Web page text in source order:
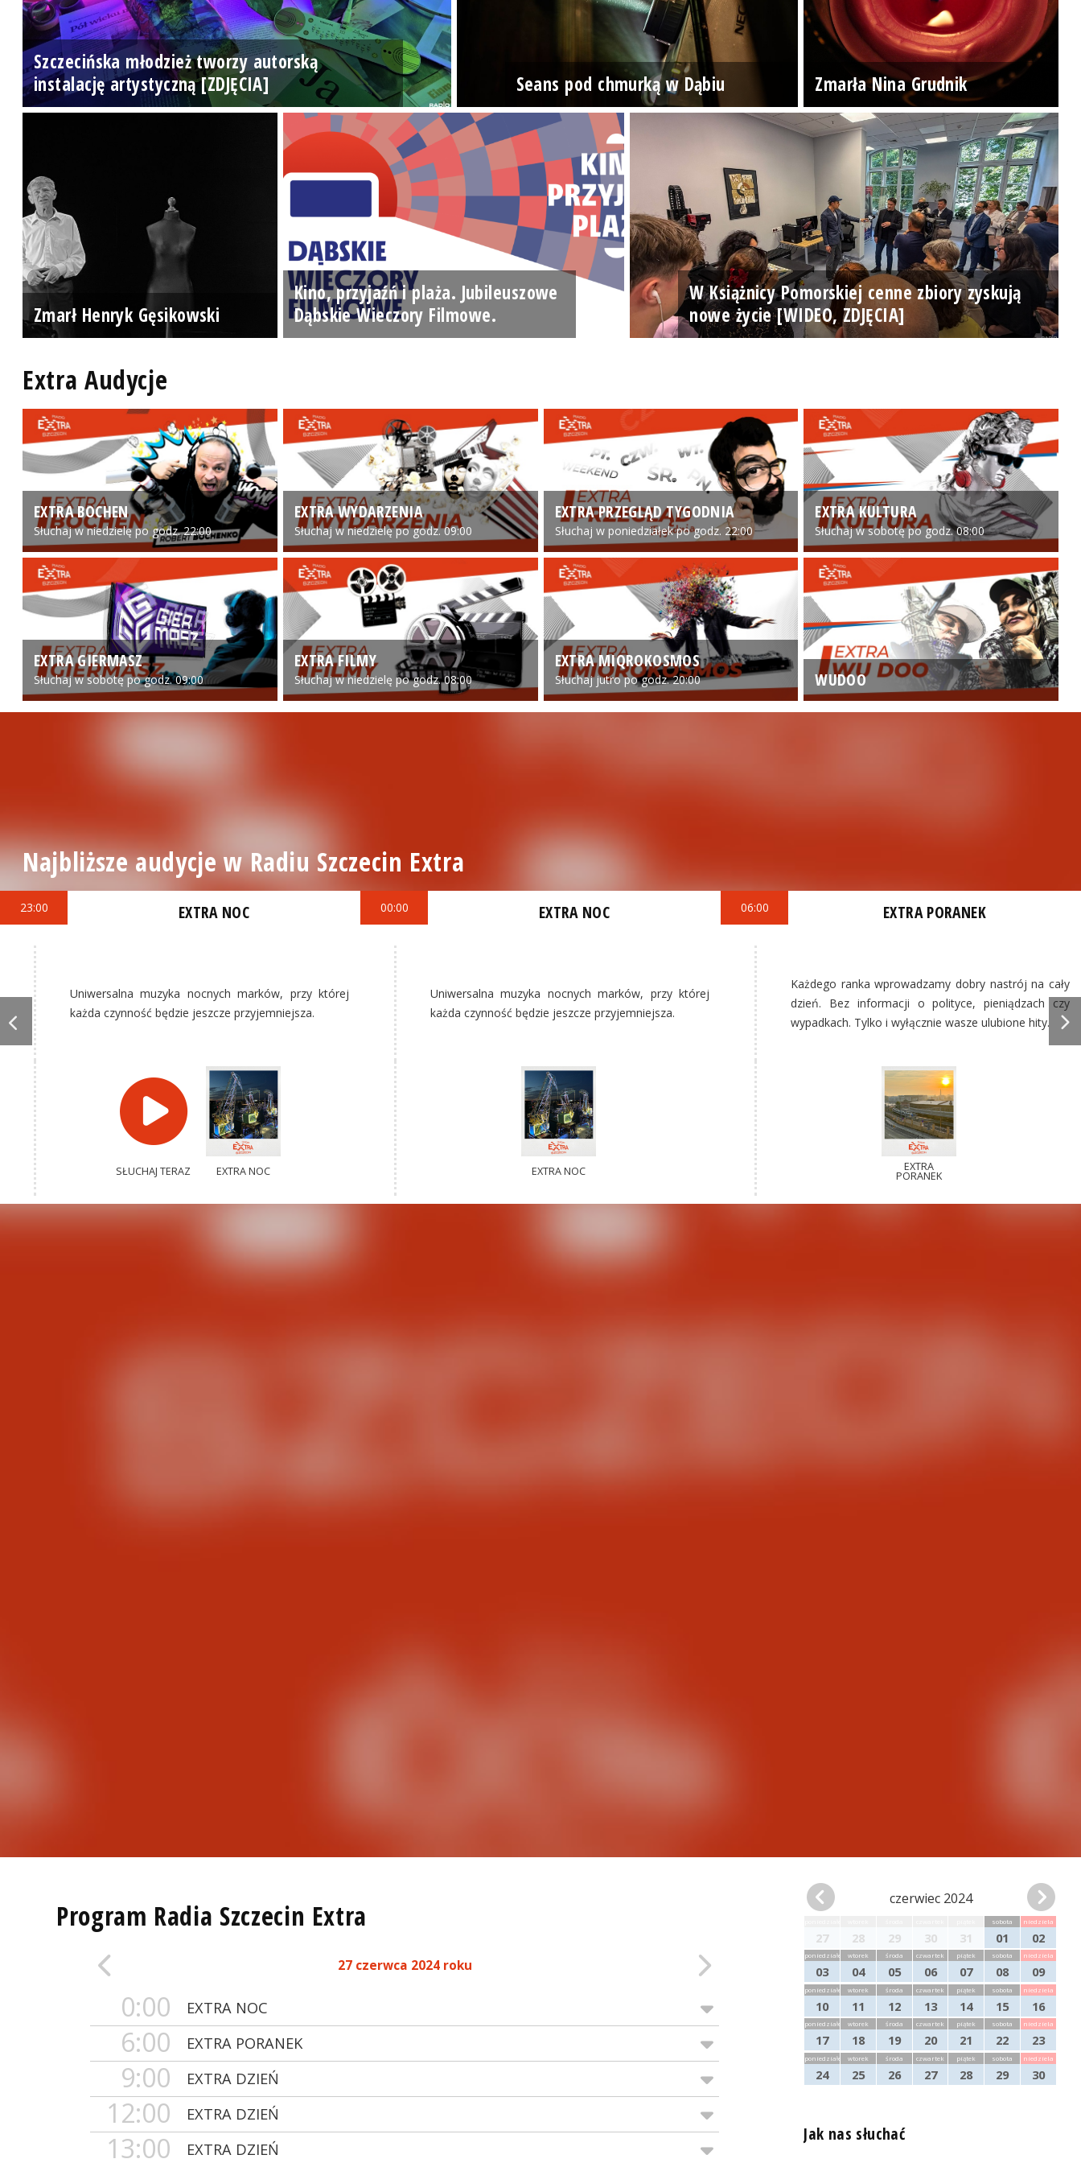
Szczecińska młodzież tworzy autorską
instalację artystyczną [ZDJĘCIA]
Seans pod chmurką w Dąbiu Zmarła Nina Grudnik
Zmarł Henryk Gęsikowski
Kino, przyjaźń i plaża. Jubileuszowe
Dąbskie Wieczory Filmowe.
W Książnicy Pomorskiej cenne zbiory zyskują
nowe życie [WIDEO, ZDJĘCIA]
Extra Audycje
EXTRA BOCHEN
Słuchaj w niedzielę po godz. 22:00
EXTRA WYDARZENIA
Słuchaj w niedzielę po godz. 09:00
EXTRA PRZEGLĄD TYGODNIA
Słuchaj w poniedziałek po godz. 22:00
EXTRA KULTURA
Słuchaj w sobotę po godz. 08:00
EXTRA GIERMASZ
Słuchaj w sobotę po godz. 09:00
EXTRA FILMY
Słuchaj w niedzielę po godz. 08:00
EXTRA MIQROKOSMOS
Słuchaj jutro po godz. 20:00 WUDOO
Najbliższe audycje w Radiu Szczecin Extra
23:00 EXTRA NOC
Uniwersalna muzyka nocnych marków, przy której
każda czynność będzie jeszcze przyjemniejsza.
SŁUCHAJ TERAZ EXTRA NOC
00:00 EXTRA NOC
Uniwersalna muzyka nocnych marków, przy której
każda czynność będzie jeszcze przyjemniejsza.
EXTRA NOC
06:00 EXTRA PORANEK
Każdego ranka wprowadzamy dobry nastrój na cały
dzień. Bez informacji o polityce, pieniądzach czy
wypadkach. Tylko i wyłącznie wasze ulubione hity.
EXTRA
PORANEK
Program Radia Szczecin Extra
27 czerwca 2024 roku
0:00 EXTRA NOC
6:00 EXTRA PORANEK
9:00 EXTRA DZIEŃ
12:00 EXTRA DZIEŃ
13:00 EXTRA DZIEŃ
czerwiec 2024
27 28 29 30 31
sobota
01
niedziela
02
poniedziałek
03
wtorek
04
środa
05
czwartek
06
piątek
07
sobota
08
niedziela
09
poniedziałek
10
wtorek
11
środa
12
czwartek
13
piątek
14
sobota
15
niedziela
16
poniedziałek
17
wtorek
18
środa
19
czwartek
20
piątek
21
sobota
22
niedziela
23
poniedziałek
24
wtorek
25
środa
26
czwartek
27
piątek
28
sobota
29
niedziela
30
Jak nas słuchać